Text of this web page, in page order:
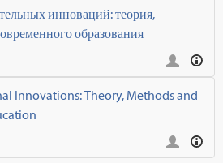
инноваций: теория,
образования
Innovations: Theory, Methods and